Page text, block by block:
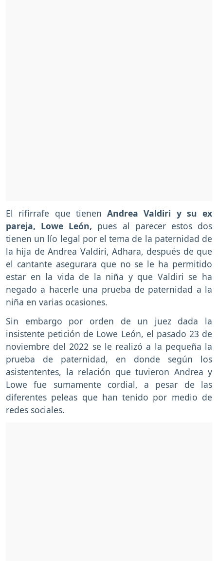
El rifirrafe que tienen Andrea Valdiri y su ex
pareja, Lowe León, pues al parecer estos dos
tienen un lío legal por el tema de la paternidad de
la hija de Andrea Valdiri, Adhara, después de que
el cantante asegurara que no se le ha permitido
estar en la vida de la niña y que Valdiri se ha
negado a hacerle una prueba de paternidad a la
niña en varias ocasiones.
Sin embargo por orden de un juez dada la
insistente petición de Lowe León, el pasado 23 de
noviembre del 2022 se le realizó a la pequeña la
prueba de paternidad, en donde según los
asistententes, la relación que tuvieron Andrea y
Lowe fue sumamente cordial, a pesar de las
diferentes peleas que han tenido por medio de
redes sociales.